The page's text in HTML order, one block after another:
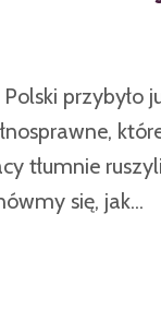
przybyło
tłumnie
się, jak...